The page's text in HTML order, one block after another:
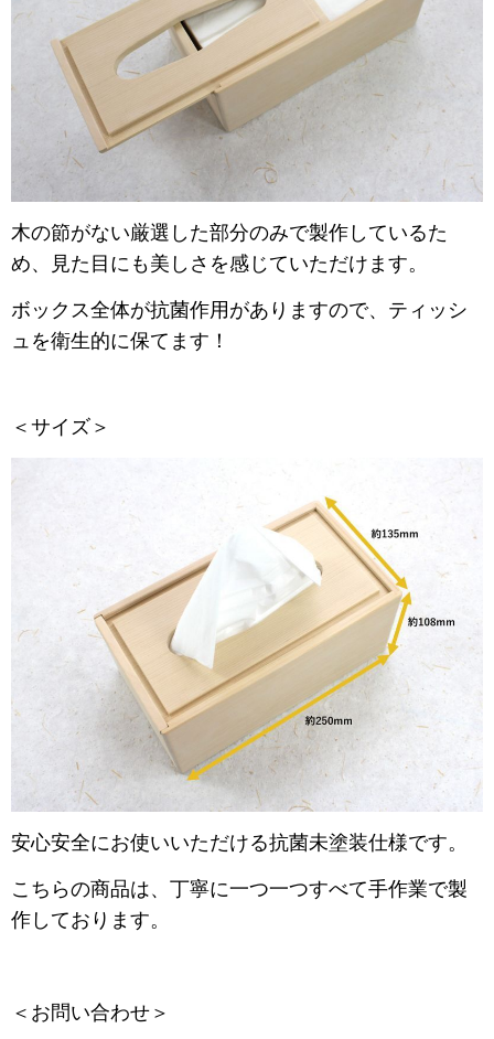
木の節がない厳選した部分のみで製作しているた
め、見た目にも美しさを感じていただけます。
ボックス全体が抗菌作用がありますので、ティッシ
ュを衛生的に保てます！
＜サイズ＞
安心安全にお使いいただける抗菌未塗装仕様です。
こちらの商品は、 丁寧に一つ一つすべて手作業で製
作しております。
＜お問い合わせ＞